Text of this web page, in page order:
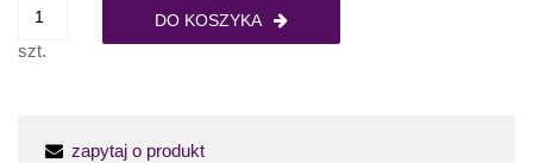
szt.
DO KOSZYKA
zapytaj o produkt